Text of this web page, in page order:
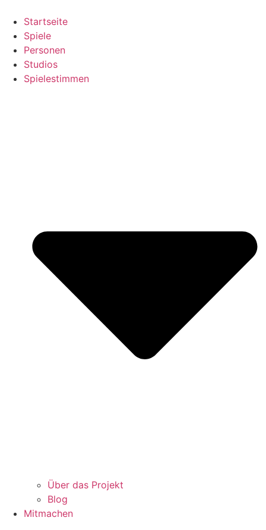
Inhalt
springen
Startseite
Spiele
Personen
Studios
Spielestimmen
Über das Projekt
Blog
Mitmachen